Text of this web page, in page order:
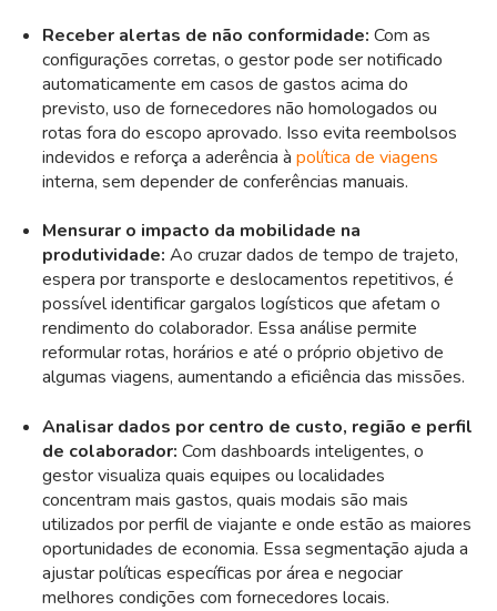
Receber alertas de não conformidade: Com as
configurações corretas, o gestor pode ser notificado
automaticamente em casos de gastos acima do
previsto, uso de fornecedores não homologados ou
rotas fora do escopo aprovado. Isso evita reembolsos
indevidos e reforça a aderência à política de viagens
interna, sem depender de conferências manuais.
Mensurar o impacto da mobilidade na
produtividade: Ao cruzar dados de tempo de trajeto,
espera por transporte e deslocamentos repetitivos, é
possível identificar gargalos logísticos que afetam o
rendimento do colaborador. Essa análise permite
reformular rotas, horários e até o próprio objetivo de
algumas viagens, aumentando a eficiência das missões.
Analisar dados por centro de custo, região e perfil
de colaborador: Com dashboards inteligentes, o
gestor visualiza quais equipes ou localidades
concentram mais gastos, quais modais são mais
utilizados por perfil de viajante e onde estão as maiores
oportunidades de economia. Essa segmentação ajuda a
ajustar políticas específicas por área e negociar
melhores condições com fornecedores locais.